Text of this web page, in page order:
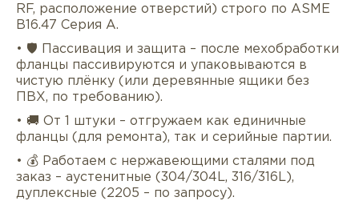
RF, расположение отверстий) строго по ASME
B16.47 Серия A.
• 🛡 Пассивация и защита – после мехобработки
фланцы пассивируются и упаковываются в
чистую плёнку (или деревянные ящики без
ПВХ, по требованию).
• 🚚 От 1 штуки – отгружаем как единичные
фланцы (для ремонта), так и серийные партии.
• 💰 Работаем с нержавеющими сталями под
заказ – аустенитные (304/304L, 316/316L),
дуплексные (2205 – по запросу).